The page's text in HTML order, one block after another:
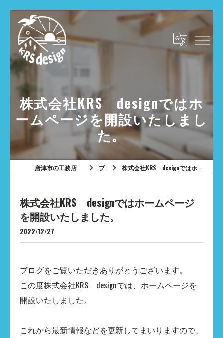
株式会社KRS designではホ
ームページを開設いたしまし
た。
ブログ 株式会社KRS designではホームページを開設いたしました。
株式会社KRS designではホームページ
を開設いたしました。
2022/12/27
ブログをご覧いただきありがとうございます。
この度株式会社KRS designでは、ホームページを
開設いたしました。
これから最新情報などを更新してまいりますので、